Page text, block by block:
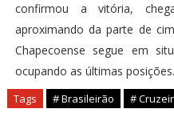
confirmou a vitória,
aproximando da parte de
Chapecoense segue em
ocupando as últimas posições.
Tags # Brasileirão #